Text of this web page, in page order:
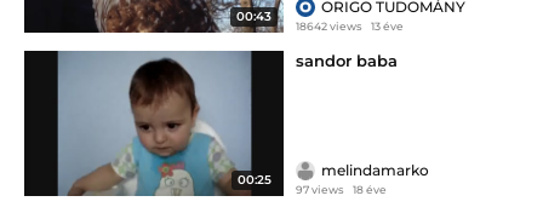
00:43
ORIGO TUDOMÁNY
18642 views 13 éve
00:25
sandor baba
melindamarko
97 views 18 éve